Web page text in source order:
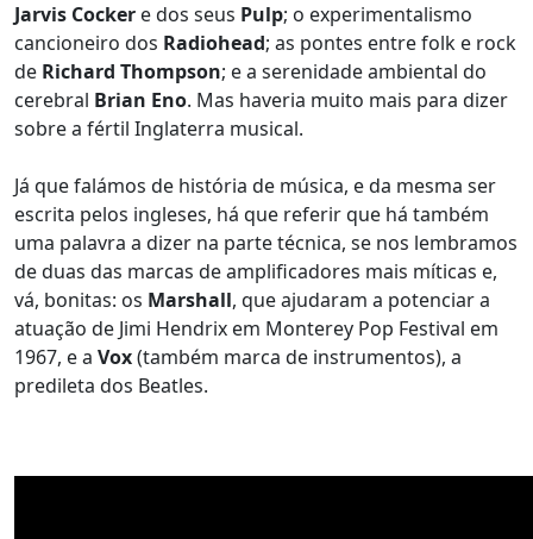
Jarvis Cocker e dos seus Pulp; o experimentalismo
cancioneiro dos Radiohead; as pontes entre folk e rock
de Richard Thompson; e a serenidade ambiental do
cerebral Brian Eno. Mas haveria muito mais para dizer
sobre a fértil Inglaterra musical.
Já que falámos de história de música, e da mesma ser
escrita pelos ingleses, há que referir que há também
uma palavra a dizer na parte técnica, se nos lembramos
de duas das marcas de amplificadores mais míticas e,
vá, bonitas: os Marshall, que ajudaram a potenciar a
atuação de Jimi Hendrix em Monterey Pop Festival em
1967, e a Vox(também marca de instrumentos), a
predileta dos Beatles.